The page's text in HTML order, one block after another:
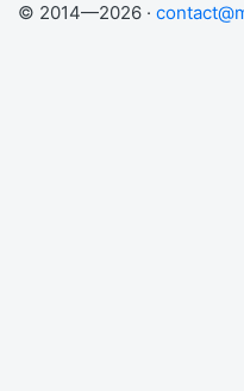
© 2014—2026 ·